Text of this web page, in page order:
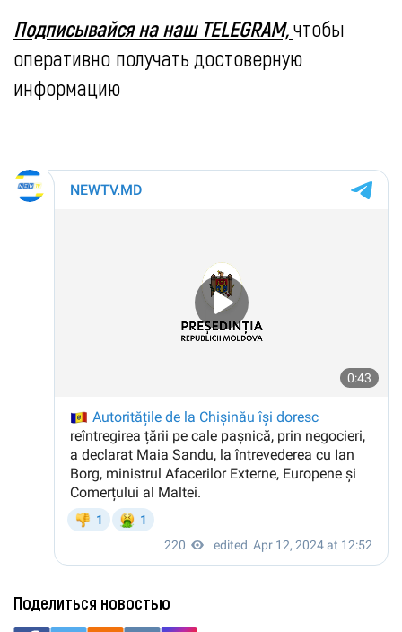
Подписывайся на наш TELEGRAM,чтобы
оперативно получать достоверную
информацию
Поделиться новостью